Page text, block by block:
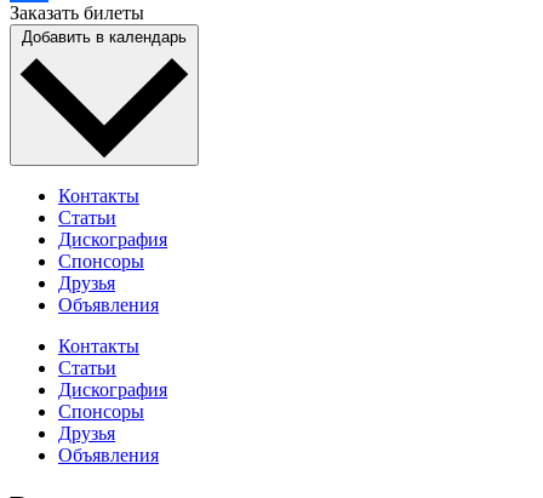
Отправить
Заказать билеты
Контакты
Статьи
Дискография
Спонсоры
Друзья
Объявления
Контакты
Статьи
Дискография
Спонсоры
Друзья
Объявления